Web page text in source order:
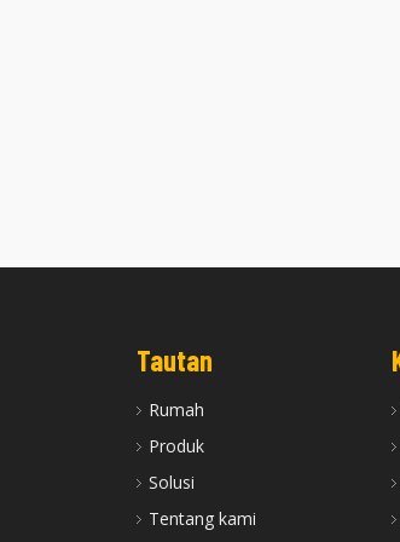
Tautan
Rumah
Produk
Solusi
Tentang kami